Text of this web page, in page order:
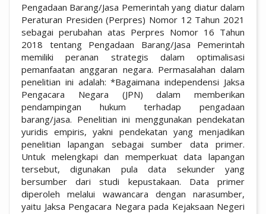
Pengadaan Barang/Jasa Pemerintah yang diatur dalam
Peraturan Presiden (Perpres) Nomor 12 Tahun 2021
sebagai perubahan atas Perpres Nomor 16 Tahun
2018 tentang Pengadaan Barang/Jasa Pemerintah
memiliki peranan strategis dalam optimalisasi
pemanfaatan anggaran negara. Permasalahan dalam
penelitian ini adalah: *Bagaimana independensi Jaksa
Pengacara Negara (JPN) dalam memberikan
pendampingan hukum terhadap pengadaan
barang/jasa. Penelitian ini menggunakan pendekatan
yuridis empiris, yakni pendekatan yang menjadikan
penelitian lapangan sebagai sumber data primer.
Untuk melengkapi dan memperkuat data lapangan
tersebut, digunakan pula data sekunder yang
bersumber dari studi kepustakaan. Data primer
diperoleh melalui wawancara dengan narasumber,
yaitu Jaksa Pengacara Negara pada Kejaksaan Negeri